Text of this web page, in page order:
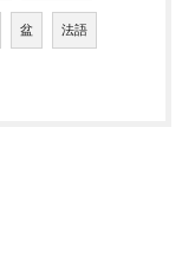
盆 法語